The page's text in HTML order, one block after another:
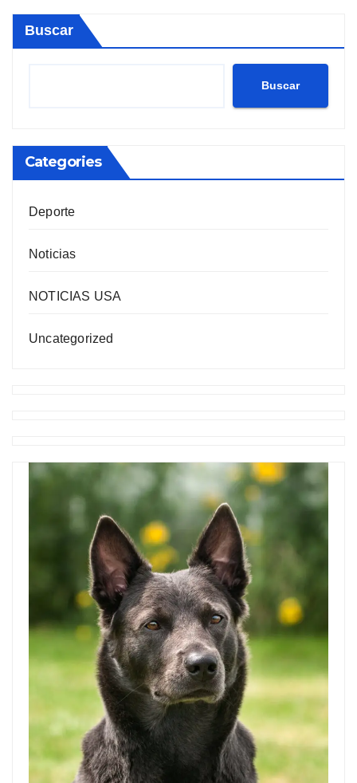
Buscar
Buscar
Categories
Deporte
Noticias
NOTICIAS USA
Uncategorized